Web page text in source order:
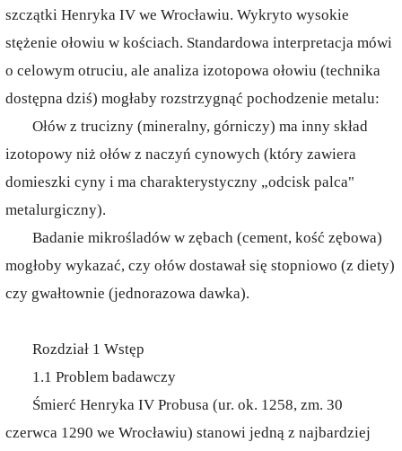
szczątki Henryka IV we Wrocławiu. Wykryto wysokie
stężenie ołowiu w kościach. Standardowa interpretacja mówi
o celowym otruciu, ale analiza izotopowa ołowiu (technika
dostępna dziś) mogłaby rozstrzygnąć pochodzenie metalu:
Ołów z trucizny (mineralny, górniczy) ma inny skład
izotopowy niż ołów z naczyń cynowych (który zawiera
domieszki cyny i ma charakterystyczny „odcisk palca"
metalurgiczny).
Badanie mikrośladów w zębach (cement, kość zębowa)
mogłoby wykazać, czy ołów dostawał się stopniowo (z diety)
czy gwałtownie (jednorazowa dawka).
Rozdział 1 Wstęp
1.1 Problem badawczy
Śmierć Henryka IV Probusa (ur. ok. 1258, zm. 30
czerwca 1290 we Wrocławiu) stanowi jedną z najbardziej